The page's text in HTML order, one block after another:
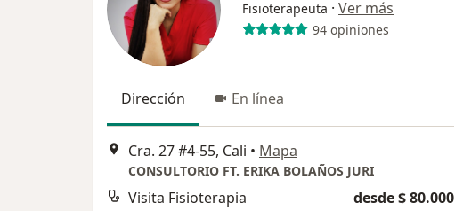
Fisioterapeuta · Ver más
94 opiniones
Dirección En línea
Cra. 27 #4-55, Cali • Mapa
CONSULTORIO FT. ERIKA BOLAÑOS JURI
Visita Fisioterapia desde $ 80.000